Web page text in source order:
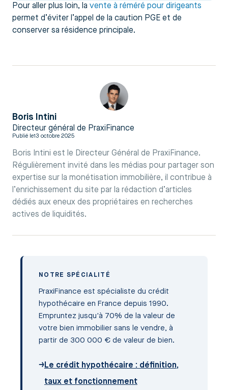
Pour aller plus loin, la vente à réméré pour dirigeants
permet d’éviter l’appel de la caution PGE et de
conserver sa résidence principale.
Boris Intini
Directeur général de PraxiFinance
Publié le13 octobre 2025
Boris Intini est le Directeur Général de PraxiFinance.
Régulièrement invité dans les médias pour partager son
expertise sur la monétisation immobilière, il contribue à
l’enrichissement du site par la rédaction d’articles
dédiés aux eneux des propriétaires en recherches
actives de liquidités.
NOTRE SPÉCIALITÉ
PraxiFinance est spécialiste du crédit
hypothécaire en France depuis 1990.
Empruntez jusqu'à 70% de la valeur de
votre bien immobilier sans le vendre, à
partir de 300 000 € de valeur de bien.
→Le crédit hypothécaire : définition,
taux et fonctionnement